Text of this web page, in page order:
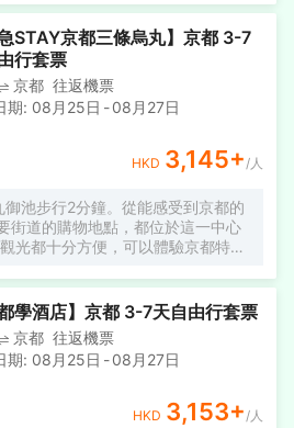
。 酒店對客房的裝飾十分考究，每
有空調、液晶電視機和房間內高速
/茶壺可供使用，便捷的客房設施定
有拖鞋、24小時熱水和浴缸。 酒店
旅客營造多姿多彩、奢華完美的住
前台諮詢服務，為下榻至此的您提
急STAY京都三條烏丸】京都 3-7
行套票
京都 往返機票
期: 08月25日 -08月27日
HKD 3,145+ /人
池步行2分鐘。從能感受到京都的
街道的購物地點，都位於這一中心
光都十分方便，可以體驗京都特有
樣地停留」。 京都東急兩替町三條
長期旅居中也能很好地度過，為您
可以品嚐到由時令食材帶來的最天
都學酒店】京都 3-7天自由行套票
京都 往返機票
期: 08月25日 -08月27日
HKD 3,153+ /人